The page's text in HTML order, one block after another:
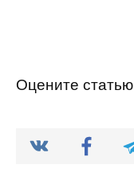
Оцените статью